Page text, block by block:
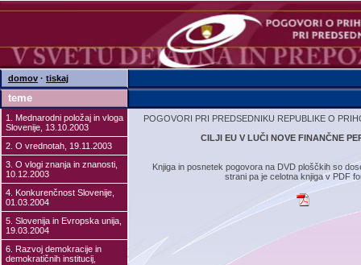
domov · tiskaj
teme
1. Mednarodni položaj in vloga
Slovenije, 13.10.2003
2. O vrednotah, 19.11.2003
3. O vlogi znanja in znanosti,
10.12.2003
4. Konkurenčnost Slovenije,
01.03.2004
5. Slovenija in Evropska unija,
19.03.2004
6. Razvoj demokracije in
demokratičnih institucij,
POGOVORI PRI PREDSEDNIKU REPUBLIKE O
CILJI EU V LUČI NOVE FINANČNE
Knjiga in posnetek pogovora na DVD ploščkih so
strani pa je celotna knjiga v PDF